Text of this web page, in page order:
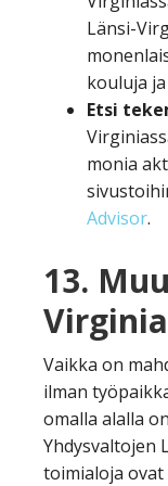
Länsi-
kouluja
Etsi
monia
Advisor.
13.
Vaikka on
ilman
omalla alalla
Yhdysvaltojen
toimialoja